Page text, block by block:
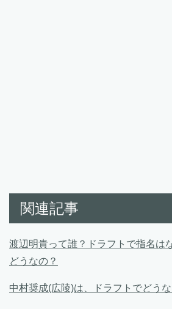
関連記事
渡辺明貴って誰？ドラフトで指名は
どうなの？
中村奨成(広陵)は、ドラフトでどうな